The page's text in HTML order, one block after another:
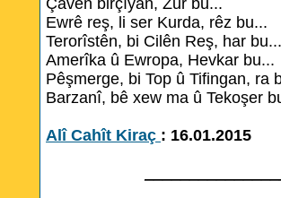
Ewrê reş, li ser Kurda, rêz bu...
Terorîstên, bi Cilên Reş, har bu...
Amerîka û Ewropa, Hevkar bu...
Pêşmerge, bi Top û Tifingan, ra
Barzanî, bê xew ma û Tekoşer
Alî Cahît Kiraç : 16.01.2015